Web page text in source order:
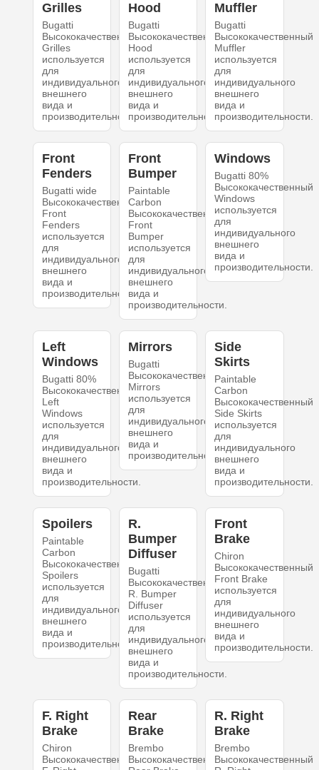
Grilles
Bugatti
Высококачественный
Grilles
используется
для
индивидуального
внешнего
вида и
производительности.
Hood
Bugatti
Высококачественный
Hood
используется
для
индивидуального
внешнего
вида и
производительности.
Muffler
Bugatti
Высококачественный
Muffler
используется
для
индивидуального
внешнего
вида и
производительности.
Front
Fenders
Bugatti wide
Высококачественный
Front
Fenders
используется
для
индивидуального
внешнего
вида и
производительности.
Front
Bumper
Paintable
Carbon
Высококачественный
Front
Bumper
используется
для
индивидуального
внешнего
вида и
производительности.
Windows
Bugatti 80%
Высококачественный
Windows
используется
для
индивидуального
внешнего
вида и
производительности.
Left
Windows
Bugatti 80%
Высококачественный
Left
Windows
используется
для
индивидуального
внешнего
вида и
производительности.
Mirrors
Bugatti
Высококачественный
Mirrors
используется
для
индивидуального
внешнего
вида и
производительности.
Side
Skirts
Paintable
Carbon
Высококачественный
Side Skirts
используется
для
индивидуального
внешнего
вида и
производительности.
Spoilers
Paintable
Carbon
Высококачественный
Spoilers
используется
для
индивидуального
внешнего
вида и
производительности.
R.
Bumper
Diffuser
Bugatti
Высококачественный
R. Bumper
Diffuser
используется
для
индивидуального
внешнего
вида и
производительности.
Front
Brake
Chiron
Высококачественный
Front Brake
используется
для
индивидуального
внешнего
вида и
производительности.
F. Right
Brake
Chiron
Высококачественный
Rear
Brake
Brembo
Высококачественный
R. Right
Brake
Brembo
Высококачественный